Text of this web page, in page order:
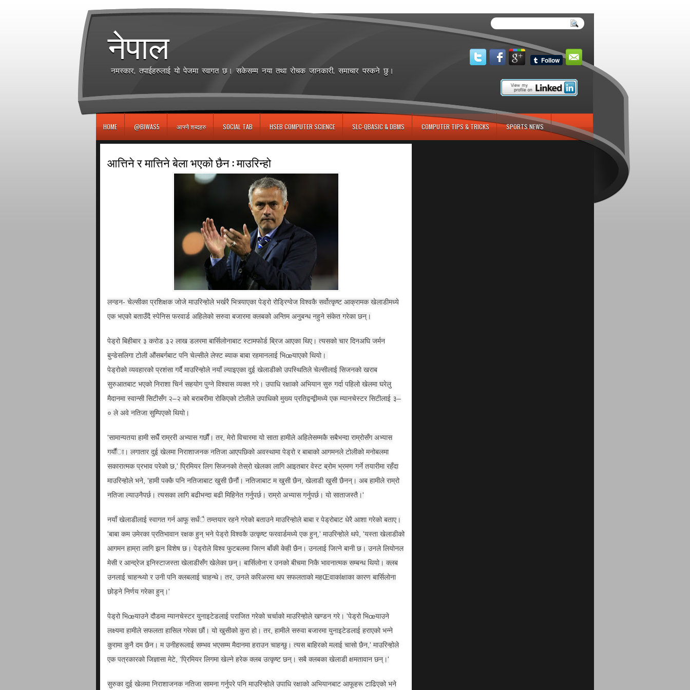
नेपाल
नमस्कार, तपाईहरुलाई यो पेजमा स्वागत छ। सकेसम्म नया तथा रोचक जानकारी, समाचार पस्कने छु।
HOME @BIWAS5 आफ्नै शब्दहरु SOCIAL TAB HSEB COMPUTER SCIENCE SLC-QBASIC & DBMS COMPUTER TIPS & TRICKS SPORTS NEWS
आत्तिने र मात्तिने बेला भएको छैन : माउरिन्हो
लन्डन- चेल्सीका प्रशिक्षक जोजे माउरिन्होले भर्खरै भित्र्याएका पेड्रो रोड्रिग्वेज विश्वकै सर्वोत्कृष्ट आक्रामक खेलाडीमध्ये
एक भएको बताउँदै स्पेनिस फरवार्ड अहिलेको सरुवा बजारमा क्लबको अन्तिम अनुबन्ध नहुने संकेत गरेका छन्।
पेड्रो बिहीबार ३ करोड ३२ लाख डलरमा बार्सिलोनाबाट स्टामफोर्ड ब्रिज आएका थिए। त्यसको चार दिनअघि जर्मन
बुन्डेसलिगा टोली औंसबर्गबाट पनि चेल्सीले लेफ्ट ब्याक बाबा रहमानलाई भिœयाएको थियो।
पेड्रोको व्यवहारको प्रशंसा गर्दै माउरिन्होले नयाँ ल्याइएका दुई खेलाडीको उपस्थितिले चेल्सीलाई सिजनको खराब
सुरुआतबाट भएको निराशा चिर्न सहयोग पुग्ने विश्वास व्यक्त गरे। उपाधि रक्षाको अभियान सुरु गर्दा पहिलो खेलमा घरेलु
मैदानमा स्वान्सी सिटीसँग २–२ को बराबरीमा रोकिएको टोलीले उपाधिको मुख्य प्रतिद्वन्द्वीमध्ये एक म्यानचेस्टर सिटीलाई ३–
० ले अवे नतिजा सुम्पिएको थियो।
'सामान्यतया हामी सधैँ राम्ररी अभ्यास गर्छौं। तर, मेरो विचारमा यो साता हामीले अहिलेसम्मकै सबैभन्दा राम्रोसँग अभ्यास
गर्यौंा। लगातार दुई खेलमा निराशाजनक नतिजा आएपछिको अवस्थामा पेड्रो र बाबाको आगमनले टोलीको मनोबलमा
सकारात्मक प्रभाव परेको छ,' प्रिमियर लिग सिजनको तेस्रो खेलका लागि आइतबार वेस्ट ब्रोम भ्रमण गर्ने तयारीमा रहँदा
माउरिन्होले भने, 'हामी पक्कै पनि नतिजाबाट खुसी छैनौं। नतिजाबाट म खुसी छैन, खेलाडी खुसी छैनन्। अब हामीले राम्रो
नतिजा ल्याउनैपर्छ। त्यसका लागि बढीभन्दा बढी मिहिनेत गर्नुपर्छ। राम्रो अभ्यास गर्नुपर्छ। यो साताजस्तै।'
नयाँ खेलाडीलाई स्वागत गर्न आफू सधँै तम्तयार रहने गरेको बताउने माउरिन्होले बाबा र पेड्रोबाट धेरै आशा गरेको बताए।
'बाबा कम उमेरका प्रतिभावान रक्षक हुन् भने पेड्रो विश्वकै उत्कृष्ट फरवार्डमध्ये एक हुन्,' माउरिन्होले थपे, 'यस्ता खेलाडीको
आगमन हाम्रा लागि झन विशेष छ। पेड्रोले विश्व फुटबलमा जित्न बाँकी केही छैन। उनलाई जित्ने बानी छ। उनले लियोनल
मेसी र आन्द्रेज इनिस्टाजस्ता खेलाडीसँग खेलेका छन्। बार्सिलोना र उनको बीचमा निकै भावनात्मक सम्बन्ध थियो। क्लब
उनलाई चाहन्थ्यो र उनी पनि क्लबलाई चाहन्थे। तर, उनले करिअरमा थप सफलताको महŒवाकांक्षाका कारण बार्सिलोना
छोड्ने निर्णय गरेका हुन्।'
पेड्रो भिœयाउने दौडमा म्यानचेस्टर युनाइटेडलाई पराजित गरेको चर्चाको माउरिन्होले खण्डन गरे। 'पेड्रो भिœयाउने
लक्ष्यमा हामीले सफलता हासिल गरेका छौं। यो खुसीको कुरा हो। तर, हामीले सरुवा बजारमा युनाइटेडलाई हराएको भन्ने
कुरामा कुनै दम छैन। म उनीहरूलाई सम्भव भएसम्म मैदानमा हराउन चाहन्छु। त्यस बाहिरको मलाई चासो छैन,' माउरिन्होले
एक पत्रकारको जिज्ञासा मेटे, 'प्रिमियर लिगमा खेल्ने हरेक क्लब उत्कृष्ट छन्। सबै क्लबका खेलाडी क्षमतावान छन्।'
सुरुका दुई खेलमा निराशाजनक नतिजा सामना गर्नुपरे पनि माउरिन्होले उपाधि रक्षाको अभियानबाट आफूहरू टाढिएको भने